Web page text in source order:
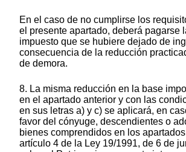
En el caso de no cumplirse los
el presente apartado, deberá pagarse
impuesto que se hubiere dejado de
consecuencia de la reducción
de demora.
8. La misma reducción en la base
en el apartado anterior y con las
en sus letras a) y c) se aplicará, en
favor del cónyuge, descendientes o
bienes comprendidos en los
artículo 4 de la Ley 19/1991, de 6 de